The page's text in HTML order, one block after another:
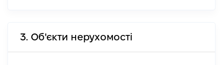
3. Об'єкти нерухомості